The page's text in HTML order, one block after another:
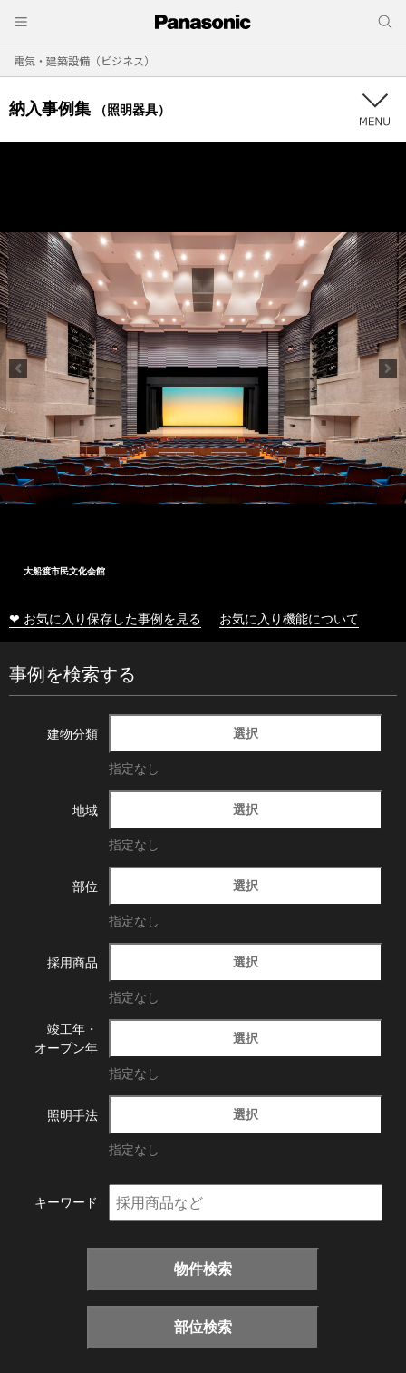
電気・建築設備（ビジネス）
納入事例集 （照明器具）
大船渡市民文化会館
❤ お気に入り保存した事例を見る お気に入り機能について
事例を検索する
建物分類 選択
指定なし
地域 選択
指定なし
部位 選択
指定なし
採用商品 選択
指定なし
竣工年・
オープン年
選択
指定なし
照明手法 選択
指定なし
キーワード
物件検索
部位検索